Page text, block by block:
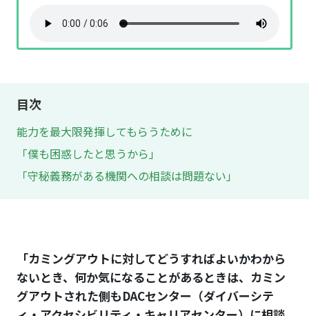
目次
能力を最大限発揮してもらうために
「僕も困惑したと思うから」
「守秘義務がある機関への相談は問題ない」
「カミングアウトに対してどうすればよいかわから
ないとき、何か気になることがあるときは、カミン
グアウトされた側もDACセンター（ダイバーシテ